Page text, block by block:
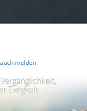
Ewigkeit.
melden